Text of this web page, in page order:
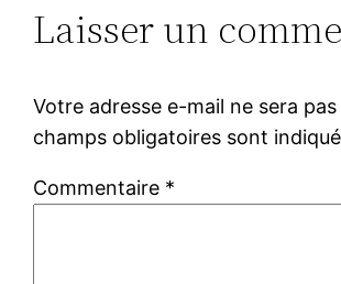
Laisser un
Votre adresse e-mail ne sera pas
champs obligatoires sont
Commentaire *